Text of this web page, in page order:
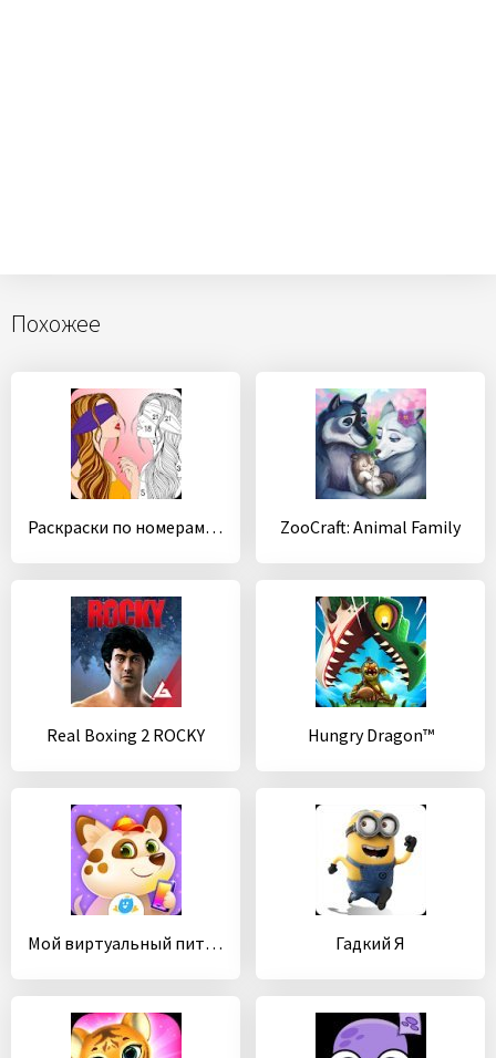
Похожее
Раскраски по номерам - раскраска для взрослых ZooCraft: Animal Family
Real Boxing 2 ROCKY Hungry Dragon™
Мой виртуальный питомец Duddu Гадкий Я